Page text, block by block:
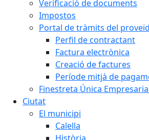
Verificació de documents
Impostos
Portal de tràmits del
Perfil de contractant
Factura electrònica
Creació de factures
Període mitjà de
Finestreta Única
Ciutat
El municipi
Calella